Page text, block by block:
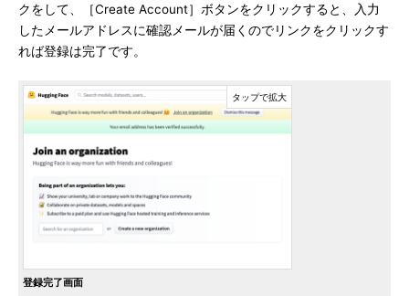
クをして、［Create Account］ボタンをクリックすると、入力
したメールアドレスに確認メールが届くのでリンクをクリックす
れば登録は完了です。
登録完了画面